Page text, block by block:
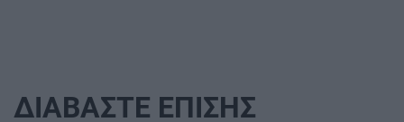
ΔΙΑΒΑΣΤΕ ΕΠΙΣΗΣ